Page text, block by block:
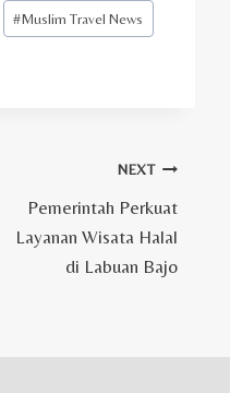
#Muslim Travel News
NEXT
Pemerintah Perkuat
Layanan Wisata Halal
di Labuan Bajo